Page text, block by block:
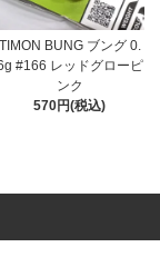
TIMON BUNG ブング 0.
#166 レッドグローピ
ンク
570円(税込)